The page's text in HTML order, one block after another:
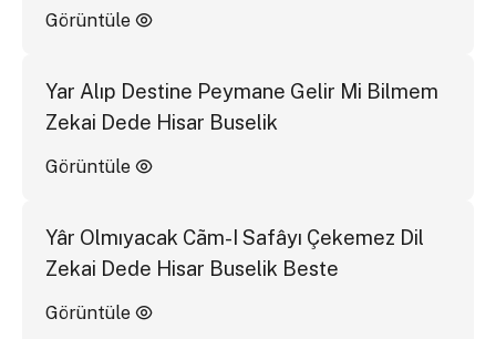
Görüntüle
Yar Alıp Destine Peymane Gelir Mi Bilmem
Zekai Dede Hisar Buselik
Görüntüle
Yâr Olmıyacak Cãm-I Safâyı Çekemez Dil
Zekai Dede Hisar Buselik Beste
Görüntüle